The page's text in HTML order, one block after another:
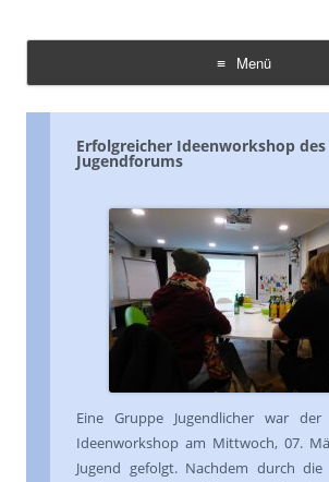
Menü
Zum
Inhalt
Erfolgreicher Ideenworkshop des
Jugendforums
Eine Gruppe Jugendlicher war der
Ideenworkshop am Mittwoch, 07.
Jugend gefolgt. Nachdem durch die